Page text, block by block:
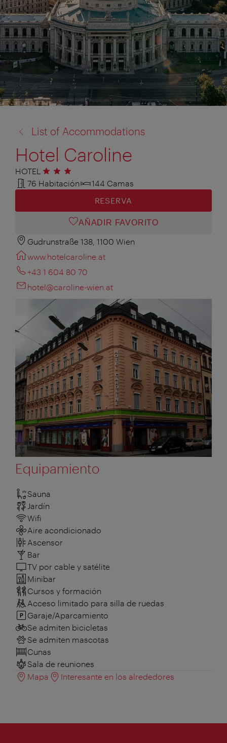
a:
List of Accommodations
Hotel Caroline
HOTEL 3 estrellas
76 Habitación
144 Camas
RESERVA
AÑADIR FAVORITO
Gudrunstraße 138, 1100 Wien
www.hotelcaroline.at
+43 1 604 80 70
hotel@caroline-wien.at
Equipamiento
Sauna
Jardín
Wifi
Aire acondicionado
Ascensor
Bar
TV por cable y satélite
Minibar
Cursos y formación
Acceso limitado para silla de ruedas
Garaje/Aparcamiento
Se admiten bicicletas
Se admiten mascotas
Cunas
Sala de reuniones
Mapa
Interesante en los alrededores